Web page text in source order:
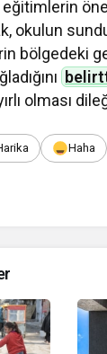
okulun
bölgedeki
olması
Haha